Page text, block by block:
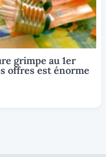
grimpe au 1er
offres est énorme